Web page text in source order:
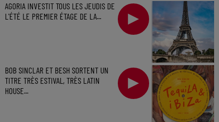
AGORIA INVESTIT TOUS LES JEUDIS DE
L'ÉTÉ LE PREMIER ÉTAGE DE LA...
BOB SINCLAR ET BESH SORTENT UN
TITRE TRÈS ESTIVAL, TRÈS LATIN
HOUSE...